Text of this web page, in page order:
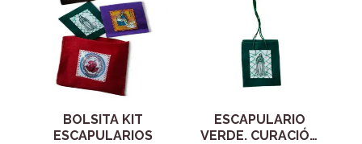
BOLSITA KIT
ESCAPULARIOS
ESCAPULARIO
VERDE. CURACIÓN